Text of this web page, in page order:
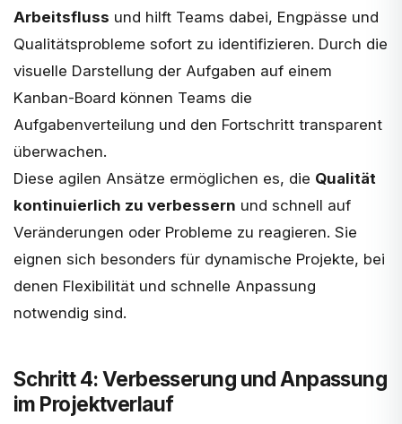
Arbeitsfluss und hilft Teams dabei, Engpässe und
Qualitätsprobleme sofort zu identifizieren. Durch die
visuelle Darstellung der Aufgaben auf einem
Kanban-Board können Teams die
Aufgabenverteilung und den Fortschritt transparent
überwachen.
Diese agilen Ansätze ermöglichen es, die Qualität
kontinuierlich zu verbessern und schnell auf
Veränderungen oder Probleme zu reagieren. Sie
eignen sich besonders für dynamische Projekte, bei
denen Flexibilität und schnelle Anpassung
notwendig sind.
Schritt 4: Verbesserung und Anpassung
im Projektverlauf